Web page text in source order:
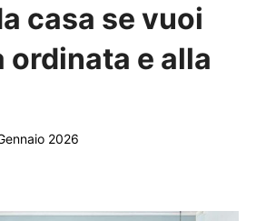
casa se vuoi
ordinata e alla
2026